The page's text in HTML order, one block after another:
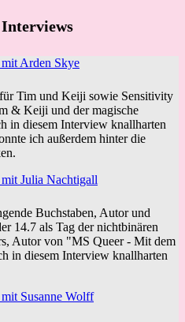
Interviews
Arden Skye
Tim und Keiji sowie Sensitivity
& Keiji und der magische
in diesem Interview knallharten
ich außerdem hinter die
Julia Nachtigall
Buchstaben, Autor und
14.7 als Tag der nichtbinären
Autor von "MS Queer - Mit dem
in diesem Interview knallharten
Susanne Wolff